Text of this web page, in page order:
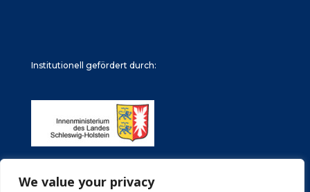
We value your privacy
Institutionell gefördert durch: